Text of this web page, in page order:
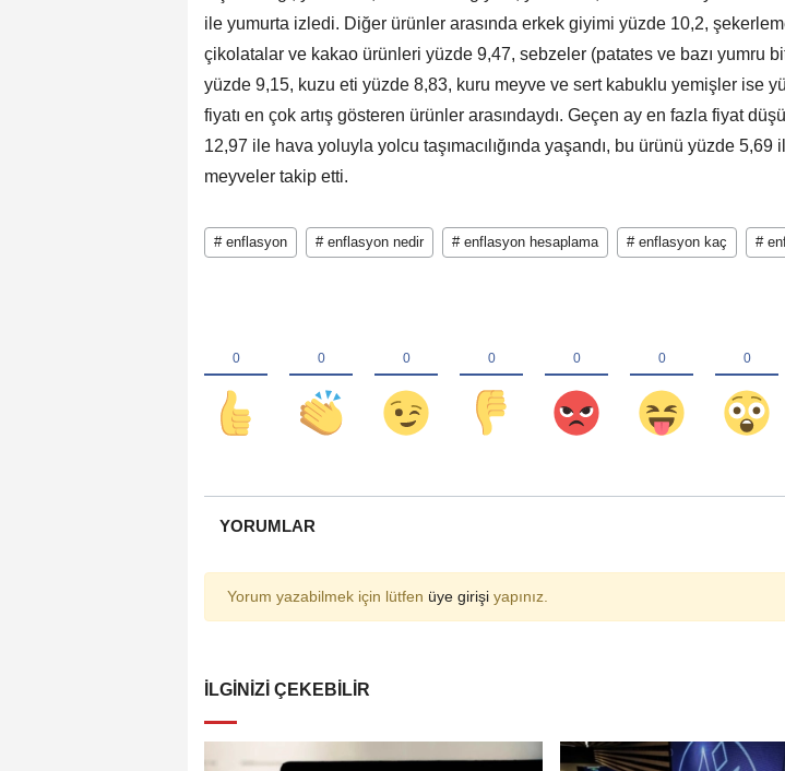
ile yumurta izledi. Diğer ürünler arasında erkek giyimi yüzde 10,2,
çikolatalar ve kakao ürünleri yüzde 9,47, sebzeler (patates ve bazı yumru
yüzde 9,15, kuzu eti yüzde 8,83, kuru meyve ve sert kabuklu yemişler ise
fiyatı en çok artış gösteren ürünler arasındaydı. Geçen ay en fazla fiyat
12,97 ile hava yoluyla yolcu taşımacılığında yaşandı, bu ürünü yüzde 5,69
meyveler takip etti.
# enflasyon # enflasyon nedir # enflasyon hesaplama # enflasyon kaç #
YORUMLAR
Yorum yazabilmek için lütfen üye girişi yapınız.
İLGINIZI ÇEKEBILIR